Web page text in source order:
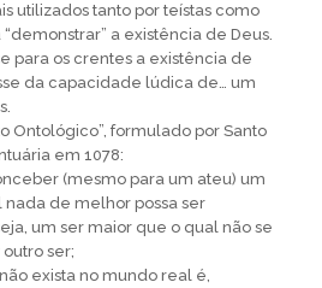
utilizados tanto por teístas como
a existência de Deus.
para os crentes a existência de
da capacidade lúdica de… um
Ontológico”, formulado por Santo
em 1078:
(mesmo para um ateu) um
nada de melhor possa ser
um ser maior que o qual não se
ser;
exista no mundo real é,